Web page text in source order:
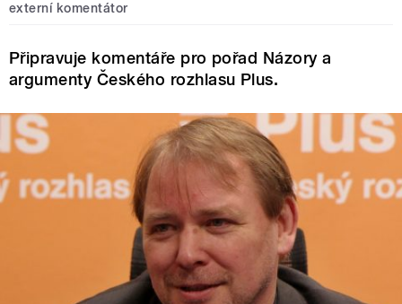
externí komentátor
Připravuje komentáře pro pořad Názory a
argumenty Českého rozhlasu Plus.